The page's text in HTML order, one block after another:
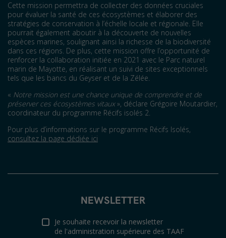
Cette mission permettra de collecter des données cruciales
pour évaluer la santé de ces écosystèmes et élaborer des
stratégies de conservation à l’échelle locale et régionale. Elle
pourrait également aboutir à la découverte de nouvelles
espèces marines, soulignant ainsi la richesse de la biodiversité
dans ces régions. De plus, cette mission offre l’opportunité de
renforcer la collaboration initiée en 2021 avec le Parc naturel
marin de Mayotte, en réalisant un suivi de sites exceptionnels
tels que les bancs du Geyser et de la Zélée.
« Notre mission est une chance unique de comprendre et de
préserver ces écosystèmes vitaux», déclare Grégoire Moutardier,
coordinateur du programme Récifs isolés 2.
Pour plus d’informations sur le programme Récifs Isolés,
consultez la page dédiée ici
NEWSLETTER
Je souhaite recevoir la newsletter
de l'administration supérieure des TAAF